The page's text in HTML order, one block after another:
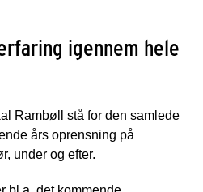
igennem hele
Rambøll stå for den samlede
års oprensning på
under og efter.